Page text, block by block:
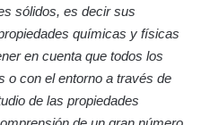
sólidos, es decir sus
químicas y físicas
en cuenta que todos los
o con el entorno a través de
de las propiedades